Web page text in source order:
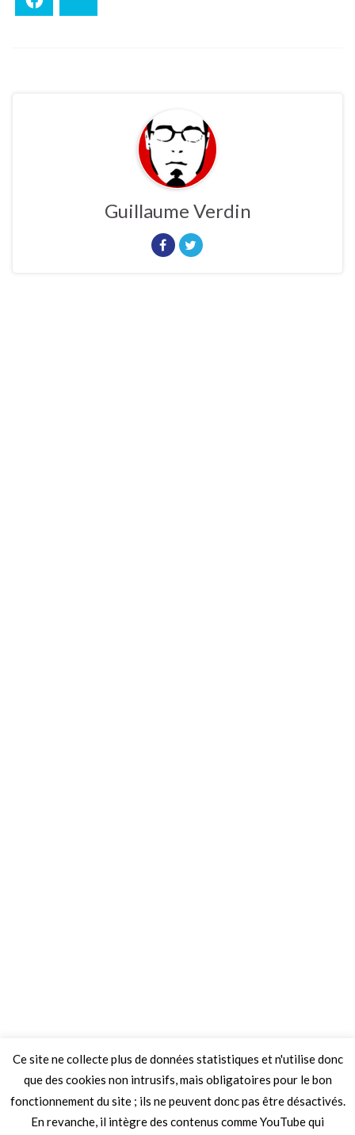
Guillaume Verdin
Ce site ne collecte plus de données statistiques et n'utilise donc
que des cookies non intrusifs, mais obligatoires pour le bon
fonctionnement du site ; ils ne peuvent donc pas être désactivés.
En revanche, il intègre des contenus comme YouTube qui